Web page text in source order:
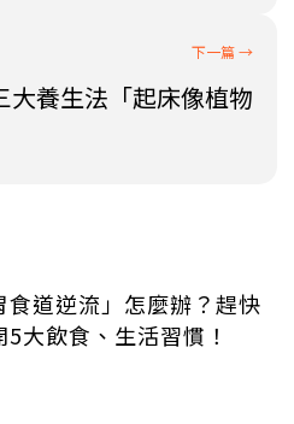
養生法「起床像植物
食道逆流」怎麼辦？趕快
5大飲食、生活習慣！